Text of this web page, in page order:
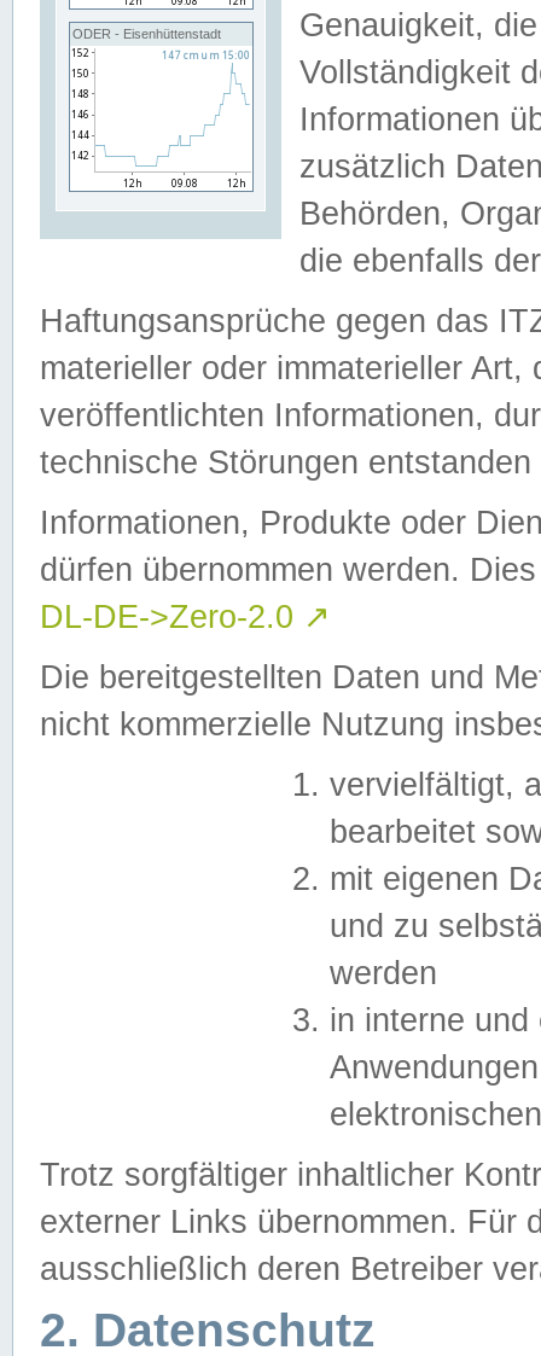
ODER - Eisenhüttenstadt
Genauigkeit,
Vollständigkeit
Informationen
zusätzlich
Behörden,
die ebenfalls
Haftungsansprüche gegen das
materieller oder immaterieller
veröffentlichten Informationen,
technische Störungen
Informationen, Produkte oder
dürfen übernommen werden.
DL-DE->Zero-2.0 ↗
Die bereitgestellten Daten und
nicht kommerzielle Nutzung
vervielfältigt,
bearbeitet
mit eigenen
und zu
werden
in interne
Trotz sorgfältiger inhaltlicher
externer Links übernommen. Für
ausschließlich deren Betreiber
2. Datenschutz